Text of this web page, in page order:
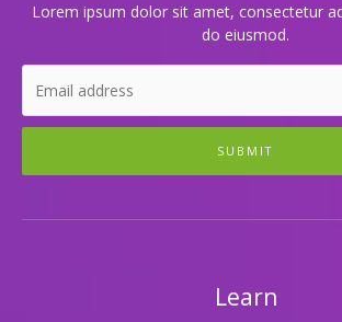
Lorem ipsum dolor sit amet, consectetur
do eiusmod.
SUBMIT
Learn